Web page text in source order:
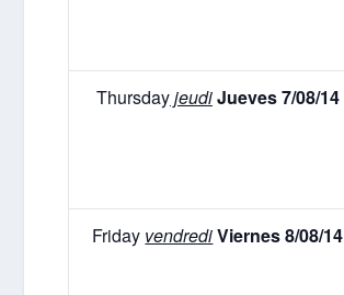
ThursdayjeudiJueves7/08/14
Friday vendrediViernes8/08/14